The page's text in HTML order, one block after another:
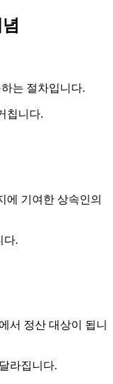
는 절차입니다.
칩니다.
에 기여한 상속인의
다.
서 정산 대상이 됩니
라집니다.